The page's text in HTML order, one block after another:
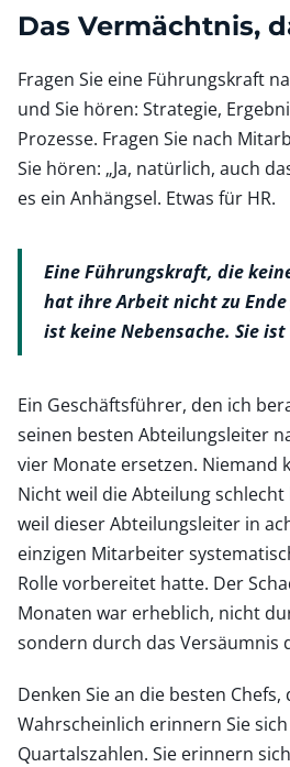
Das Vermächtnis,
Fragen Sie eine Führungskraft
und Sie hören: Strategie,
Prozesse. Fragen Sie nach
Sie hören: „Ja, natürlich, auch
es ein Anhängsel. Etwas für HR.
Eine Führungskraft, die
hat ihre Arbeit nicht zu
ist keine Nebensache. Sie ist
Ein Geschäftsführer, den ich
seinen besten Abteilungsleiter
vier Monate ersetzen. Niemand
Nicht weil die Abteilung
weil dieser Abteilungsleiter in
einzigen Mitarbeiter
Rolle vorbereitet hatte. Der
Monaten war erheblich, nicht
sondern durch das Versäumnis
Denken Sie an die besten Chefs,
Wahrscheinlich erinnern Sie
Quartalszahlen. Sie erinnern